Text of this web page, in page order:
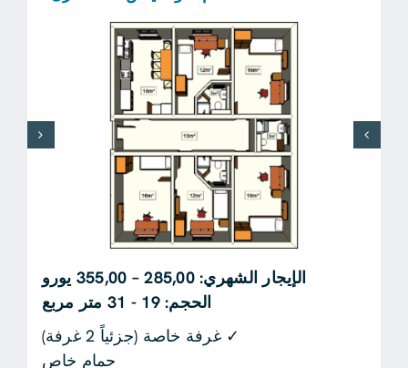
الإيجار الشهري: 285,00 – 355,00 يورو
الحجم: 19 - 31 متر مربع
✓ غرفة خاصة (جزئياً 2 غرفة)
حمام خاص